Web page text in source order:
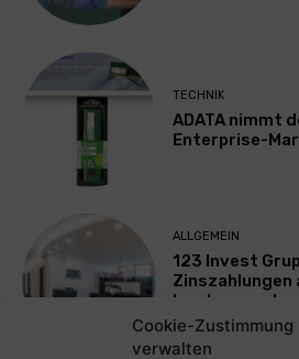
Cookie-Zustimmung
verwalten
TECHNIK
ADATA nimmt
Enterprise-
ALLGEMEIN
123 Invest
Anleger